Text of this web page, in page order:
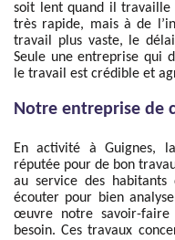
soit lent quand il travaille
très rapide, mais à de
travail plus vaste, le
Seule une entreprise qui
le travail est crédible et
Notre entreprise de
En activité à Guignes,
réputée pour de bon
au service des
écouter pour bien
œuvre notre savoir-
besoin. Ces travaux